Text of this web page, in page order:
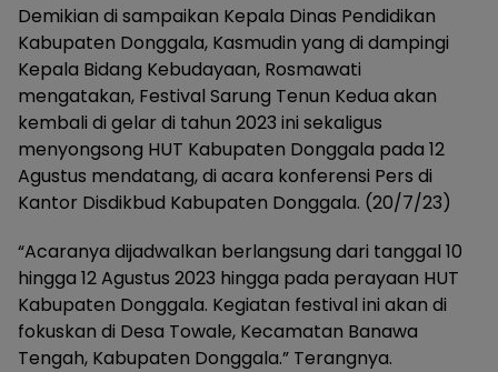
Demikian di sampaikan Kepala Dinas Pendidikan
Kabupaten Donggala, Kasmudin yang di dampingi
Kepala Bidang Kebudayaan, Rosmawati
mengatakan, Festival Sarung Tenun Kedua akan
kembali di gelar di tahun 2023 ini sekaligus
menyongsong HUT Kabupaten Donggala pada 12
Agustus mendatang, di acara konferensi Pers di
Kantor Disdikbud Kabupaten Donggala. (20/7/23)
“Acaranya dijadwalkan berlangsung dari tanggal 10
hingga 12 Agustus 2023 hingga pada perayaan HUT
Kabupaten Donggala. Kegiatan festival ini akan di
fokuskan di Desa Towale, Kecamatan Banawa
Tengah, Kabupaten Donggala.” Terangnya.